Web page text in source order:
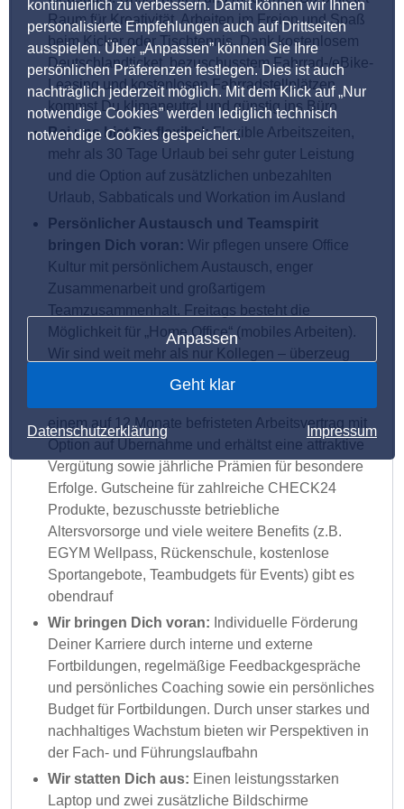
kontinuierlich zu verbessern. Damit können wir Ihnen
personalisierte Empfehlungen auch auf Drittseiten
ausspielen. Über „Anpassen” können Sie Ihre
persönlichen Präferenzen festlegen. Dies ist auch
nachträglich jederzeit möglich. Mit dem Klick auf „Nur
notwendige Cookies” werden lediglich technisch
notwendige Cookies gespeichert.
Anpassen
Geht klar
Datenschutzerklärung Impressum
Raum für Kreativität, Arbeiten im Freien und Spaß
beim Kicker oder Tischtennis. Dank kostenlosem
Deutschlandticket, bezuschusstem Fahrrad-/eBike-
Leasing und kostenlosen Fahrradstellplätzen
kommst Du klimaneutral und günstig ins Büro
Bei uns bist Du flexibel:Flexible Arbeitszeiten,
mehr als 30 Tage Urlaub bei sehr guter Leistung
und die Option auf zusätzlichen unbezahlten
Urlaub, Sabbaticals und Workation im Ausland
Persönlicher Austausch und Teamspirit
bringen Dich voran: Wir pflegen unsere Office
Kultur mit persönlichem Austausch, enger
Zusammenarbeit und großartigem
Teamzusammenhalt. Freitags besteht die
Möglichkeit für „Home Office“ (mobiles Arbeiten).
Wir sind weit mehr als nur Kollegen – überzeug
Dich selbst von unserem CHECKito Spirit
einem auf 12 Monate befristeten Arbeitsvertrag mit
Option auf Übernahme und erhältst eine attraktive
Vergütung sowie jährliche Prämien für besondere
Erfolge. Gutscheine für zahlreiche CHECK24
Produkte, bezuschusste betriebliche
Altersvorsorge und viele weitere Benefits (z.B.
EGYM Wellpass, Rückenschule, kostenlose
Sportangebote, Teambudgets für Events) gibt es
obendrauf
Wir bringen Dich voran: Individuelle Förderung
Deiner Karriere durch interne und externe
Fortbildungen, regelmäßige Feedbackgespräche
und persönliches Coaching sowie ein persönliches
Budget für Fortbildungen. Durch unser starkes und
nachhaltiges Wachstum bieten wir Perspektiven in
der Fach- und Führungslaufbahn
Wir statten Dich aus: Einen leistungsstarken
Laptop und zwei zusätzliche Bildschirme